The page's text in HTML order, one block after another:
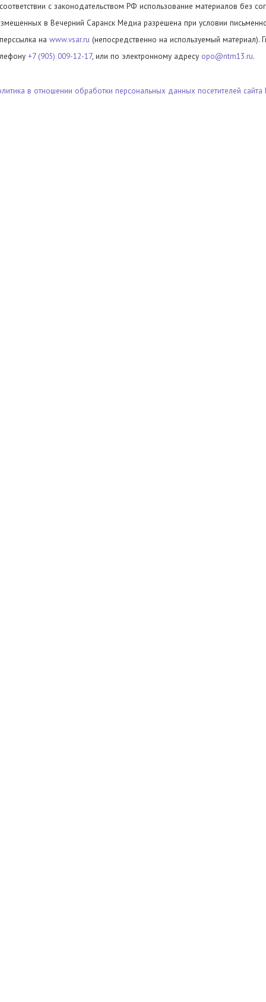
с законодательством РФ использование материалов без
в Вечерний Саранск Медиа разрешена при условии
на www.vsar.ru (непосредственно на используемый материал).
+7 (905) 009-12-17, или по электронному адресу opo@ntm13.ru.
в отношении обработки персональных данных посетителей